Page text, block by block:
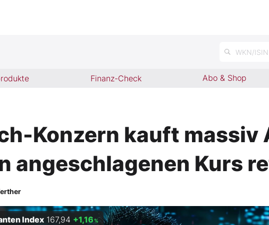
WKN/
Finanz-Check Abo & Shop
Konzern kauft
angeschlagenen Kurs
Index 167,94 +1,16%